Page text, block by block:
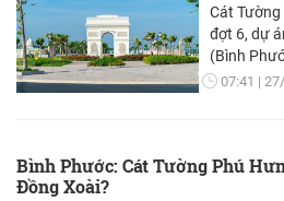
Cát
đợt 6, dự
(Bình
khách
07:41
Bình Phước: Cát Tường Phú
Đồng Xoài?